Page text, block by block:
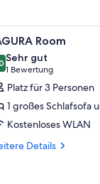
13 Room
von 10
Sehr gut
1 Bewertung
(1
Bewertung)
Platz für 3 Personen
1 großes Schlafsofa
Kostenloses WLAN
Details